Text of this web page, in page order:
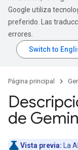
Google utiliza
preferido. Las
errores.
Página principal
de
Vista previa: La